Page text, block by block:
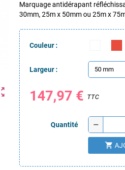
Marquage antidérapant
30mm, 25m x 50mm ou 25m x
Couleur :
Largeur :
147,97 € TTC
Quantité remove
shopping_cart